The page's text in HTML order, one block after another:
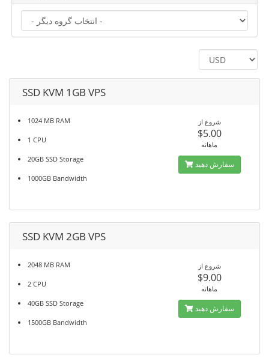
SSD KVM 1GB VPS
1024 MB RAM
1 CPU
20GB SSD Storage
1000GB Bandwidth
شروع از
$5.00
ماهانه
سفارش دهید
SSD KVM 2GB VPS
2048 MB RAM
2 CPU
40GB SSD Storage
1500GB Bandwidth
شروع از
$9.00
ماهانه
سفارش دهید